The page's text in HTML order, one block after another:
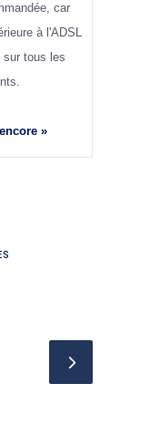
car
à l'ADSL
sur tous les
»